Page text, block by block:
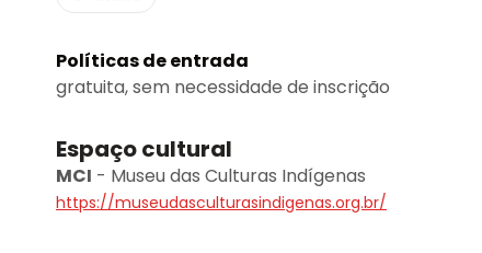
Políticas de entrada
gratuita, sem necessidade de inscrição
Espaço cultural
MCI - Museu das Culturas Indígenas
https://museudasculturasindigenas.org.br/